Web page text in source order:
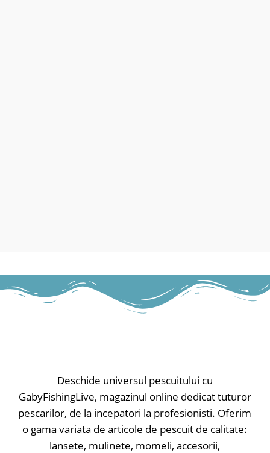
Deschide universul pescuitului cu
GabyFishingLive, magazinul online dedicat tuturor
pescarilor, de la incepatori la profesionisti. Oferim
o gama variata de articole de pescuit de calitate:
lansete, mulinete, momeli, accesorii,